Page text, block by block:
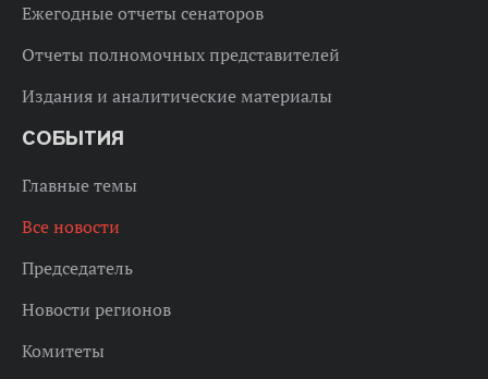
Ежегодные отчеты сенаторов
Отчеты полномочных представителей
Издания и аналитические материалы
СОБЫТИЯ
Главные темы
Все новости
Председатель
Новости регионов
Комитеты